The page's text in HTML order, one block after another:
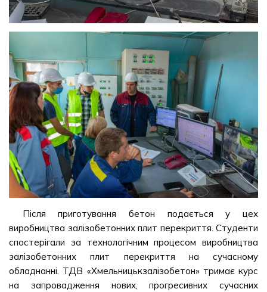
Після приготування бетон подається у цех
виробництва залізобетонних плит перекриття. Студенти
спостерігали за технологічним процесом виробництва
залізобетонних плит перекриття на сучасному
обладнанні. ТДВ «Хмельницькзалізобетон» тримає курс
на запровадження нових, прогресивних сучасних